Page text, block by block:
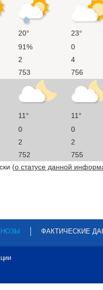
20° 23°
91% 0
2 4
753 756
11° 11°
0 0
2 2
752 755
(о статусе данной
ФАКТИЧЕСКИЕ